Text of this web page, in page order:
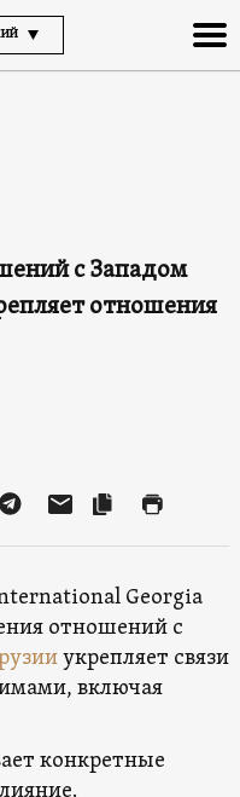
с Западом
отношения
Georgia
отношений с
укрепляет связи
включая
конкретные